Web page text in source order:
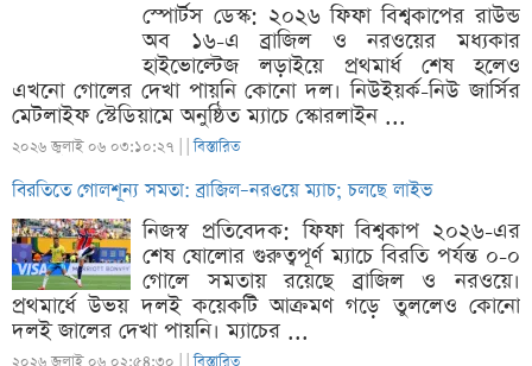
স্পোর্টস ডেস্ক: ২০২৬ ফিফা বিশ্বকাপের রাউন্ড
অব ১৬-এ ব্রাজিল ও নরওয়ের মধ্যকার
হাইভোল্টেজ লড়াইয়ে প্রথমার্ধ শেষ হলেও
এখনো গোলের দেখা পায়নি কোনো দল। নিউইয়র্ক-নিউ জার্সির
মেটলাইফ স্টেডিয়ামে অনুষ্ঠিত ম্যাচে স্কোরলাইন ...
২০২৬ জুলাই ০৬ ০৩:১০:২৭ | |বিস্তারিত
বিরতিতে গোলশূন্য সমতা: ব্রাজিল–নরওয়ে ম্যাচ; চলছে লাইভ
নিজস্ব প্রতিবেদক: ফিফা বিশ্বকাপ ২০২৬-এর
শেষ ষোলোর গুরুত্বপূর্ণ ম্যাচে বিরতি পর্যন্ত ০-০
গোলে সমতায় রয়েছে ব্রাজিল ও নরওয়ে।
প্রথমার্ধে উভয় দলই কয়েকটি আক্রমণ গড়ে তুললেও কোনো
দলই জালের দেখা পায়নি। ম্যাচের ...
২০২৬ জুলাই ০৬ ০২:৫৪:৩০ | |বিস্তারিত